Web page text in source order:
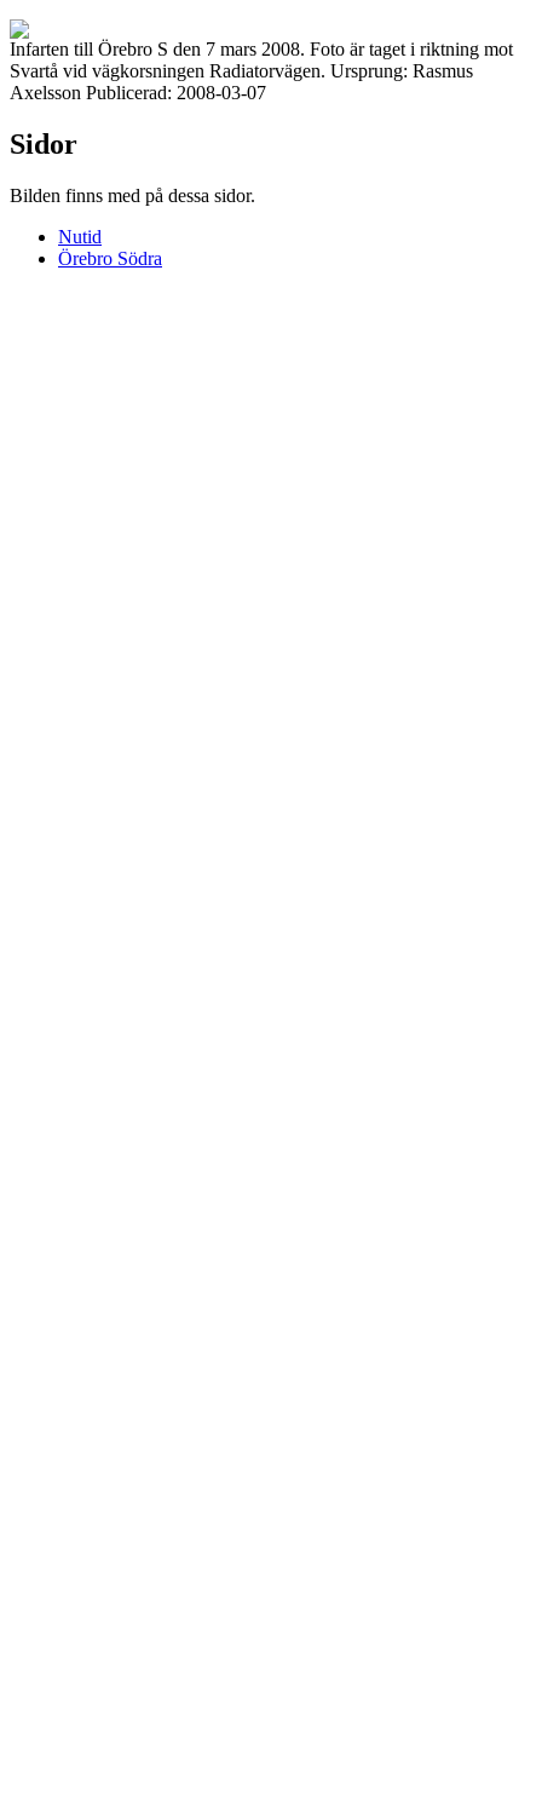
Infarten till Örebro S den 7 mars 2008. Foto är taget i riktning mot
Svartå vid vägkorsningen Radiatorvägen. Ursprung: Rasmus
Axelsson Publicerad: 2008-03-07
Sidor
Bilden finns med på dessa sidor.
Nutid
Örebro Södra